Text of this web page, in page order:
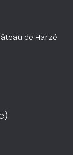
de Harzé